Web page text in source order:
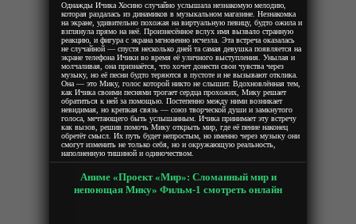
Однажды Ичика Хосино случайно услышала незнакомую мелодию,
которая раздалась из динамиков в музыкальном магазине. Незнакомка
на экране, удивительно похожая на виртуальную певицу, будто ожила и
взглянула прямо на неё. Произнесённое вслух имя вызвало странную
реакцию, и фигура с экрана мгновенно исчезла. Эта встреча оказалась
не случайной — спустя несколько дней та самая девушка появляется на
экране телефона Ичики во время её уличного выступления. Унылая и
молчаливая, она признаётся, что хочет донести свои чувства через
музыку, но её песни будто теряются в пустоте и не вызывают отклика.
Она — это Мику, голос которой никто не слышит. Вдохновлённая тем,
как Ичика своими песнями трогает сердца прохожих, Мику решает
обратиться к ней за помощью. Постепенно между ними возникает
невидимая, но крепкая связь — союз творческой души и замкнутого
голоса, мечтающего быть услышанным. Ичика принимает эту встречу
как вызов, решив помочь Мику открыть мир, где её пение наконец
обретёт смысл. Их путь будет непростым, но именно через музыку они
смогут изменить не только себя, но и окружающую реальность,
наполненную тишиной и одиночеством.
Аниме «Проект «Мир»: Сломанный мир и
непоющая Мику» Фильм-1 смотреть онлайн